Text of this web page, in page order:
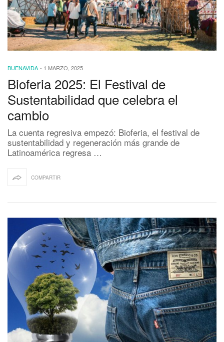
BUENAVIDA - 1 MARZO, 2025
Bioferia 2025: El Festival de
Sustentabilidad que celebra el
cambio
La cuenta regresiva empezó: Bioferia, el festival de
sustentabilidad y regeneración más grande de
Latinoamérica regresa …
COMPARTIR